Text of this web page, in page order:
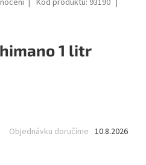
Kód produktu: 93190
1 litr
10.8.2026
Objednávku doručíme